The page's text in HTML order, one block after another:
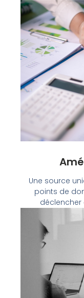
Une source
points de